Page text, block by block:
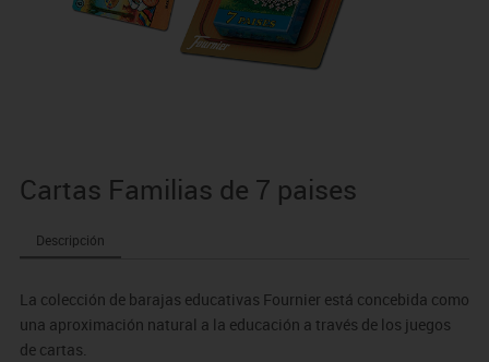
Cartas Familias de 7 paises
Descripción
La colección de barajas educativas Fournier está concebida como
una aproximación natural a la educación a través de los juegos
de cartas.